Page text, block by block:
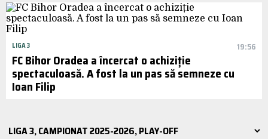
LIGA 3 19:56
FC Bihor Oradea a încercat o achiziție
spectaculoasă. A fost la un pas să semneze cu
Ioan Filip